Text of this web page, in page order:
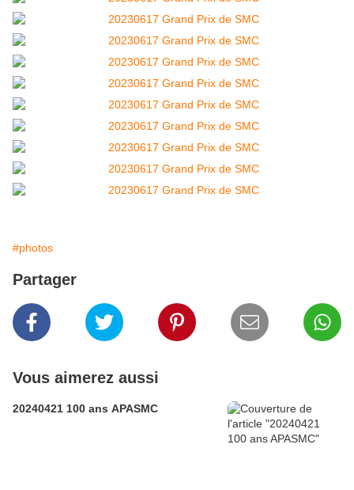
#photos
Partager
Vous aimerez aussi
20240421 100 ans APASMC